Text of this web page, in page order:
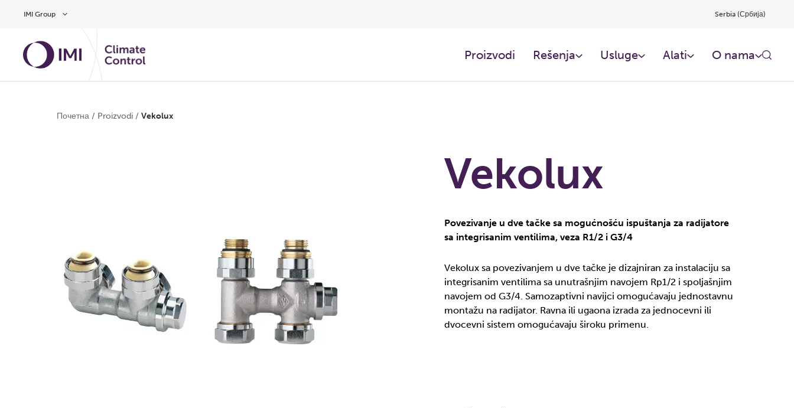
IMI Group Serbia (Србија)
Proizvodi Rešenja Usluge Alati O nama
Почетна / Proizvodi / Vekolux
Vekolux
Povezivanje u dve tačke sa mogućnošću ispuštanja za radijatore
sa integrisanim ventilima, veza R1/2 i G3/4
Vekolux sa povezivanjem u dve tačke je dizajniran za instalaciju sa
integrisanim ventilima sa unutrašnjim navojem Rp1/2 i spoljašnjim
navojem od G3/4. Samozaptivni navijci omogućavaju jednostavnu
montažu na radijator. Ravna ili ugaona izrada za jednocevni ili
dvocevni sistem omogućavaju široku primenu.